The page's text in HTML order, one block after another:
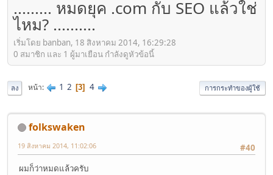
......... หมดยุค .com กับ SEO แล้วใช่
ไหม? ..........
เริ่มโดย banban, 18 สิงหาคม 2014, 16:29:28
0 สมาชิก และ 1 ผู้มาเยือน กำลังดูหัวข้อนี้
ลง หน้า 1 2 3 4 การกระทำของผู้ใช้
folkswaken
#40
19 สิงหาคม 2014, 11:02:06
ผมก็ว่าหมดแล้วครับ